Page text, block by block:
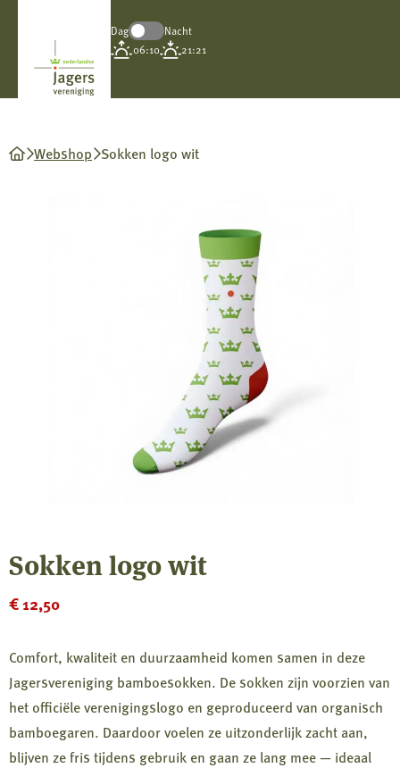
Koninklijke
Nederlandse
Jagersvereniging
Dag
Nacht
06:10
21:21
Webshop Sokken logo wit
Sokken logo wit
€12,50
Comfort, kwaliteit en duurzaamheid komen samen in deze
Jagersvereniging bamboesokken. De sokken zijn voorzien van
het officiële verenigingslogo en geproduceerd van organisch
bamboegaren. Daardoor voelen ze uitzonderlijk zacht aan,
blijven ze fris tijdens gebruik en gaan ze lang mee — ideaal